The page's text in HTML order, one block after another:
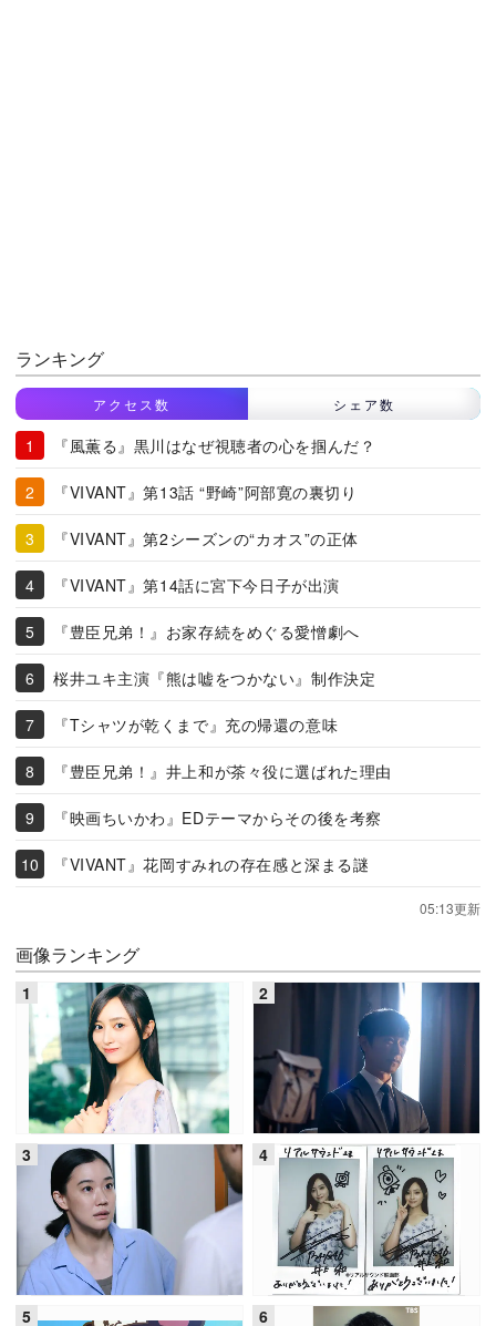
ランキング
アクセス数 シェア数
『風薫る』黒川はなぜ視聴者の心を掴んだ？
『VIVANT』第13話 “野崎”阿部寛の裏切り
『VIVANT』第2シーズンの“カオス”の正体
『VIVANT』第14話に宮下今日子が出演
『豊臣兄弟！』お家存続をめぐる愛憎劇へ
桜井ユキ主演『熊は嘘をつかない』制作決定
『Tシャツが乾くまで』充の帰還の意味
『豊臣兄弟！』井上和が茶々役に選ばれた理由
『映画ちいかわ』EDテーマからその後を考察
『VIVANT』花岡すみれの存在感と深まる謎
05:13更新
画像ランキング